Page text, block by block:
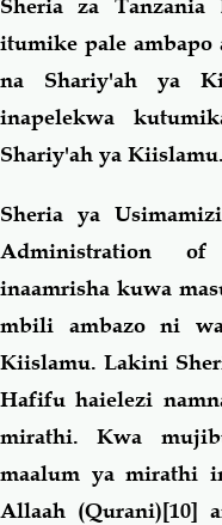
Sheria za
itumike pale
na Shariy'ah ya
inapelekwa
Shariy'ah ya Kiislamu.
Sheria ya
Administration
inaamrisha kuwa
mbili ambazo ni
Kiislamu. Lakini
Hafifu haielezi
mirathi. Kwa
maalum ya mirathi
Allaah (Qurani)[10]